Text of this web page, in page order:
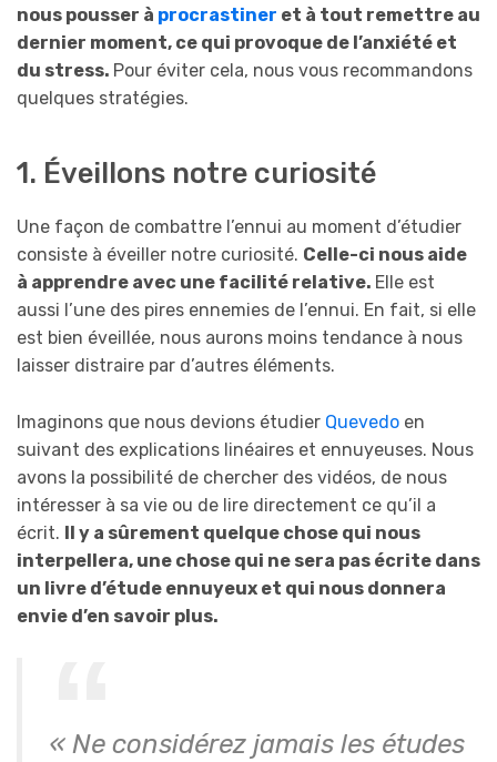
nous pousser à procrastiner et à tout remettre au
dernier moment, ce qui provoque de l’anxiété et
du stress. Pour éviter cela, nous vous recommandons
quelques stratégies.
1. Éveillons notre curiosité
Une façon de combattre l’ennui au moment d’étudier
consiste à éveiller notre curiosité. Celle-ci nous aide
à apprendre avec une facilité relative. Elle est
aussi l’une des pires ennemies de l’ennui. En fait, si elle
est bien éveillée, nous aurons moins tendance à nous
laisser distraire par d’autres éléments.
Imaginons que nous devions étudier Quevedo en
suivant des explications linéaires et ennuyeuses. Nous
avons la possibilité de chercher des vidéos, de nous
intéresser à sa vie ou de lire directement ce qu’il a
écrit. Il y a sûrement quelque chose qui nous
interpellera, une chose qui ne sera pas écrite dans
un livre d’étude ennuyeux et qui nous donnera
envie d’en savoir plus.
« Ne considérez jamais les études